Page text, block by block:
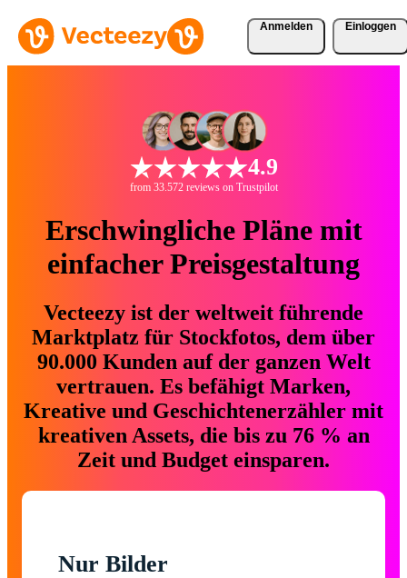
Anmelden Einloggen
4.9
from 33.572 reviews on Trustpilot
Erschwingliche Pläne mit
einfacher Preisgestaltung
Vecteezy ist der weltweit führende
Marktplatz für Stockfotos, dem über
90.000 Kunden auf der ganzen Welt
vertrauen. Es befähigt Marken,
Kreative und Geschichtenerzähler mit
kreativen Assets, die bis zu 76 % an
Zeit und Budget einsparen.
Nur Bilder